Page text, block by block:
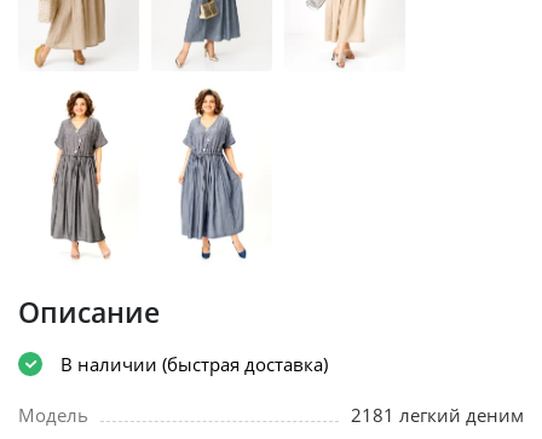
Описание
В наличии (быстрая доставка)
Модель
2181 легкий деним